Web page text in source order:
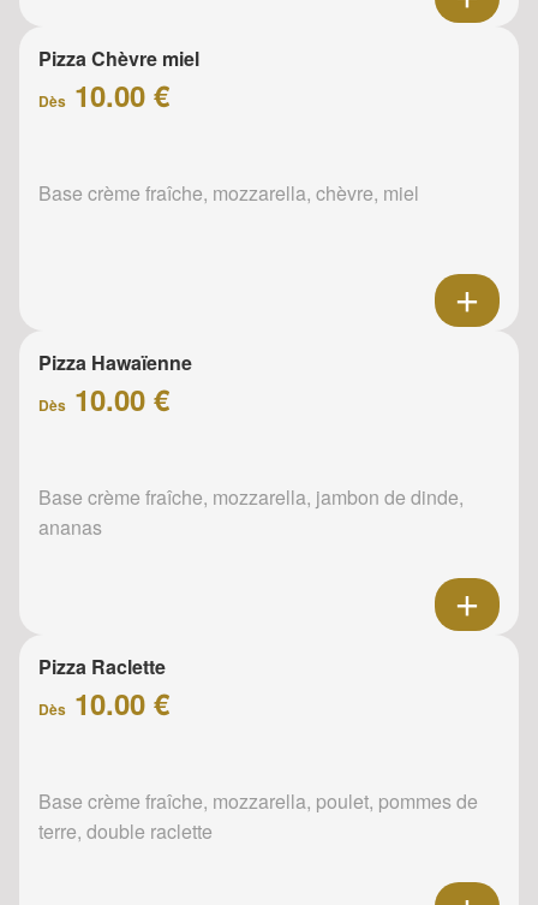
Pizza Chèvre miel
Dès 10.00 €
Base crème fraîche, mozzarella, chèvre, miel
Pizza Hawaïenne
Dès 10.00 €
Base crème fraîche, mozzarella, jambon de dinde,
ananas
Pizza Raclette
Dès 10.00 €
Base crème fraîche, mozzarella, poulet, pommes de
terre, double raclette